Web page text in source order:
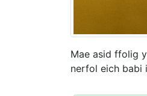
Mae asid ffolig
nerfol eich babi